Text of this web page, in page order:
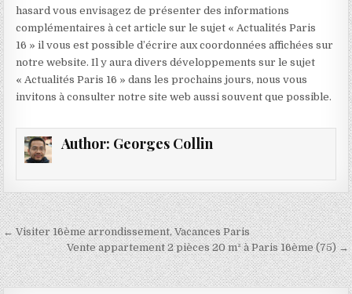
hasard vous envisagez de présenter des informations
complémentaires à cet article sur le sujet « Actualités Paris
16 » il vous est possible d’écrire aux coordonnées affichées sur
notre website. Il y aura divers développements sur le sujet
« Actualités Paris 16 » dans les prochains jours, nous vous
invitons à consulter notre site web aussi souvent que possible.
Author: Georges Collin
Navigation
de
l’article
← Visiter 16ème arrondissement, Vacances Paris
Vente appartement 2 pièces 20 m² à Paris 16ème (75) →